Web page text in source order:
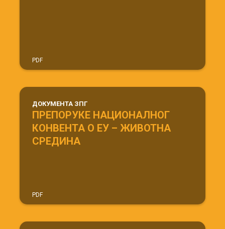
PDF
ДОКУМЕНТА ЗПГ
ПРЕПОРУКЕ НАЦИОНАЛНОГ
КОНВЕНТА О ЕУ – ЖИВОТНА
СРЕДИНА
PDF